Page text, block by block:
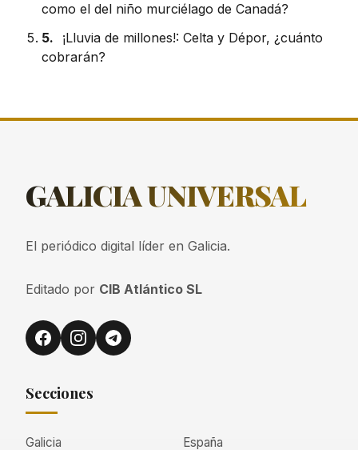
como el del niño murciélago de Canadá?
5.
¡Lluvia de millones!: Celta y Dépor, ¿cuánto
cobrarán?
GALICIAUNIVERSAL
El periódico digital líder en Galicia.
Editado por CIB Atlántico SL
Secciones
Galicia
España